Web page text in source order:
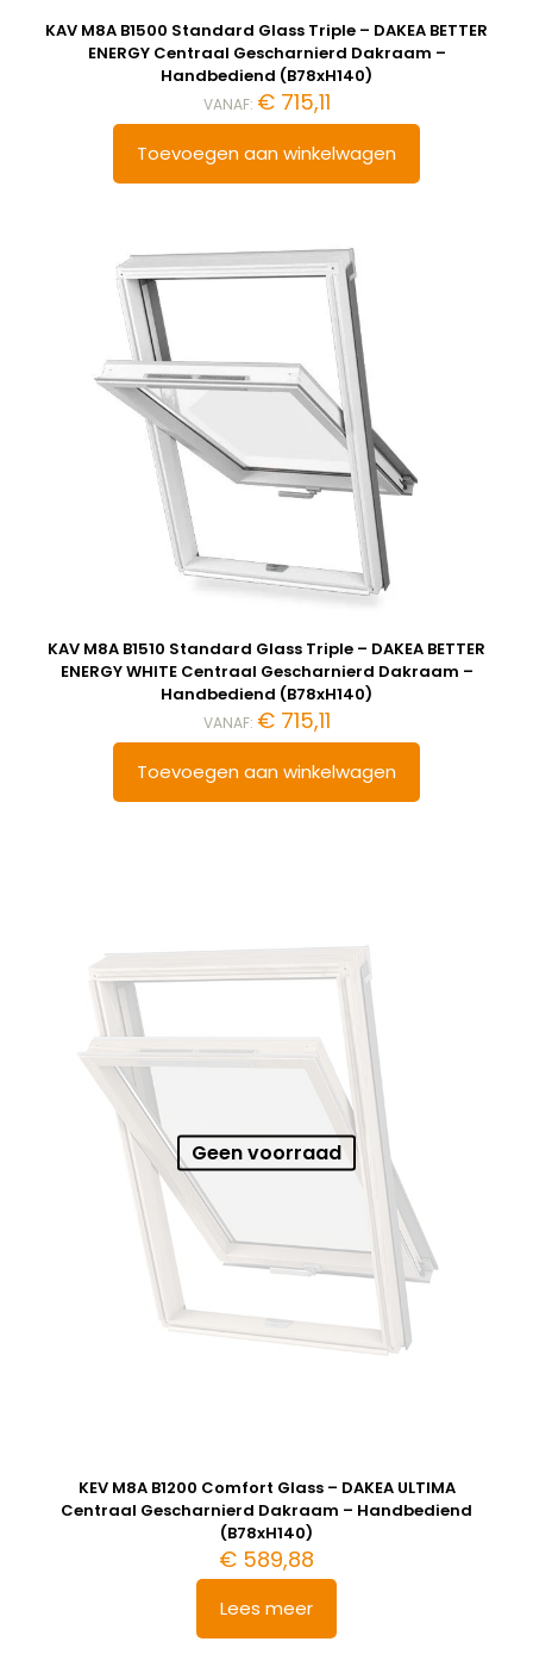
KAV M8A B1500 Standard Glass Triple – DAKEA BETTER
ENERGY Centraal Gescharnierd Dakraam –
Handbediend (B78xH140)
VANAF: €715,11
Toevoegen aan winkelwagen
KAV M8A B1510 Standard Glass Triple – DAKEA BETTER
ENERGY WHITE Centraal Gescharnierd Dakraam –
Handbediend (B78xH140)
VANAF: €715,11
Toevoegen aan winkelwagen
Geen voorraad
KEV M8A B1200 Comfort Glass – DAKEA ULTIMA
Centraal Gescharnierd Dakraam – Handbediend
(B78xH140)
€ 589,88
Lees meer